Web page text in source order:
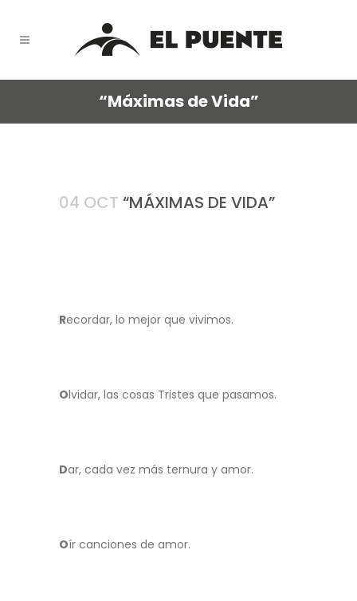
“Máximas de Vida”
04 OCT “MÁXIMAS DE VIDA”
Recordar, lo mejor que vivimos.
Olvidar, las cosas Tristes que pasamos.
Dar, cada vez más ternura y amor.
Oír canciones de amor.